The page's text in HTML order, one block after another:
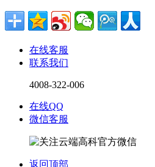
在线客服
联系我们
4008-322-006
在线QQ
微信客服
返回顶部